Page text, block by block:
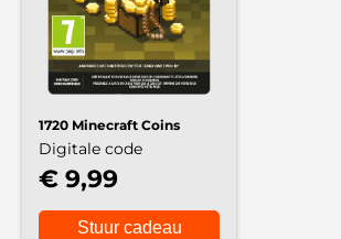
1720 Minecraft Coins
Digitale code
€ 9,99
Stuur cadeau